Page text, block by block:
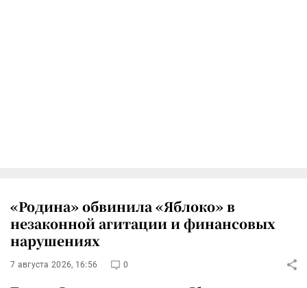
«Родина» обвинила «Яблоко» в
незаконной агитации и финансовых
нарушениях
7 августа 2026, 16:56 0